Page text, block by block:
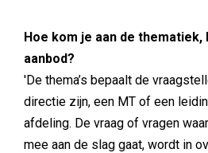
Hoe kom je aan de thematiek,
aanbod?
'De thema’s bepaalt de
directie zijn, een MT of een
afdeling. De vraag of vragen
mee aan de slag gaat, wordt in